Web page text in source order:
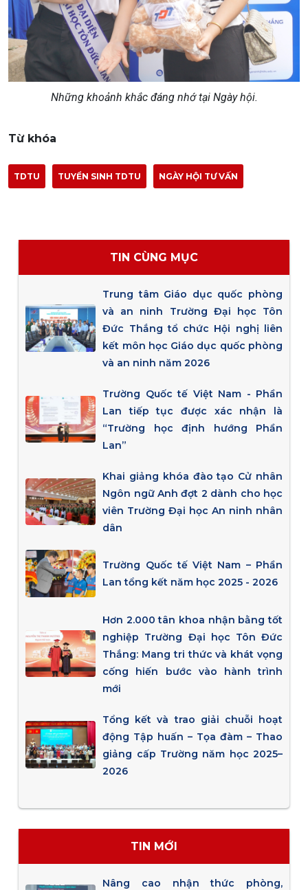
Những khoảnh khắc đáng nhớ tại Ngày hội.
Từ khóa
TDTU TUYỂN SINH TDTU NGÀY HỘI TƯ VẤN
TIN CÙNG MỤC
Trung tâm Giáo dục quốc phòng
và an ninh Trường Đại học Tôn
Đức Thắng tổ chức Hội nghị liên
kết môn học Giáo dục quốc phòng
và an ninh năm 2026
Trường Quốc tế Việt Nam - Phần
Lan tiếp tục được xác nhận là
“Trường học định hướng Phần
Lan”
Khai giảng khóa đào tạo Cử nhân
Ngôn ngữ Anh đợt 2 dành cho học
viên Trường Đại học An ninh nhân
dân
Trường Quốc tế Việt Nam – Phần
Lan tổng kết năm học 2025 - 2026
Hơn 2.000 tân khoa nhận bằng tốt
nghiệp Trường Đại học Tôn Đức
Thắng: Mang tri thức và khát vọng
cống hiến bước vào hành trình
mới
Tổng kết và trao giải chuỗi hoạt
động Tập huấn – Tọa đàm – Thao
giảng cấp Trường năm học 2025–
2026
TIN MỚI
Nâng cao nhận thức phòng,